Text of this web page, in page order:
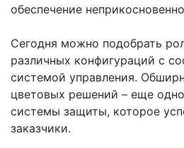
обеспечение
Сегодня можно подобрать
различных конфигураций с
системой управления.
цветовых решений – еще
системы защиты, которое
заказчики.